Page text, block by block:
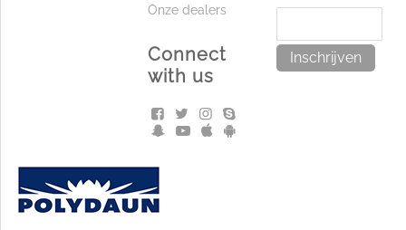
Onze dealers
Connect
with us
Inschrijven